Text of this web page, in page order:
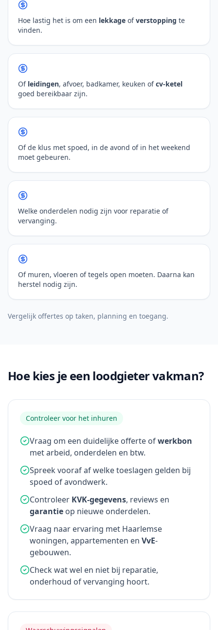
Hoe lastig het is om een lekkage ofverstopping te
vinden.
Of leidingen, afvoer, badkamer, keuken ofcv-ketel
goed bereikbaar zijn.
Of de klus met spoed, in de avond of in het weekend
moet gebeuren.
Welke onderdelen nodig zijn voor reparatie of
vervanging.
Of muren, vloeren of tegels open moeten. Daarna kan
herstel nodig zijn.
Vergelijk offertes op taken, planning en toegang.
Hoe kies je een loodgieter vakman?
Controleer voor het inhuren
Vraag om een duidelijke offerte ofwerkbon
met arbeid, onderdelen en btw.
Spreek vooraf af welke toeslagen gelden bij
spoed of avondwerk.
Controleer KVK-gegevens, reviews en
garantie op nieuwe onderdelen.
Vraag naar ervaring met Haarlemse
woningen, appartementen en VvE-
gebouwen.
Check wat wel en niet bij reparatie,
onderhoud of vervanging hoort.